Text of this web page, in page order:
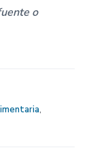
o
,